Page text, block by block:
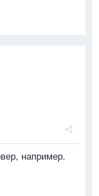
например.